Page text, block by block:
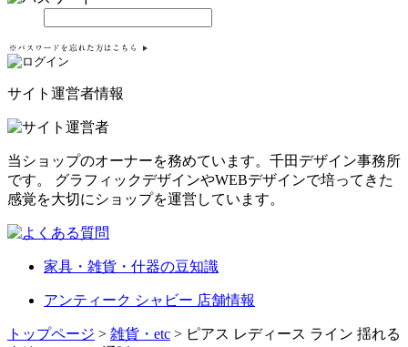
サイト運営者情報
当ショップのオーナーを務めています。千田デザイン事務所
です。 グラフィックデザインやWEBデザインで培ってきた
感覚を大切にショップを運営しています。
家具・雑貨・什器の豆知識
アンティーク シャビー 店舗情報
トップページ > 雑貨・etc > ピアス レディース ライン 揺れる